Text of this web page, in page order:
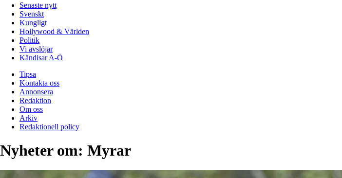
Senaste nytt
Svenskt
Kungligt
Hollywood & Världen
Politik
Vi avslöjar
Kändisar A-Ö
Tipsa
Kontakta oss
Annonsera
Redaktion
Om oss
Arkiv
Redaktionell policy
Nyheter om: Myrar